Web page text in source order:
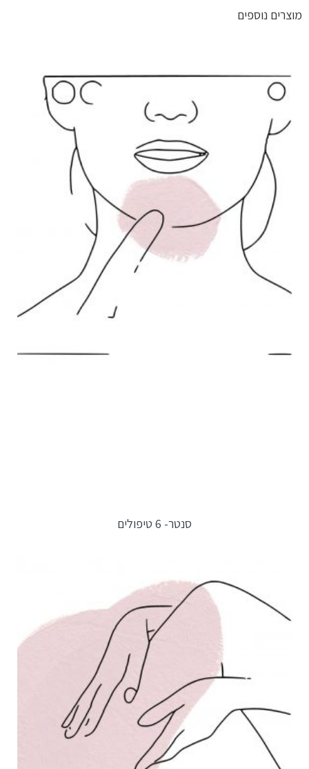
מוצרים נוספים
סנטר- 6 טיפולים